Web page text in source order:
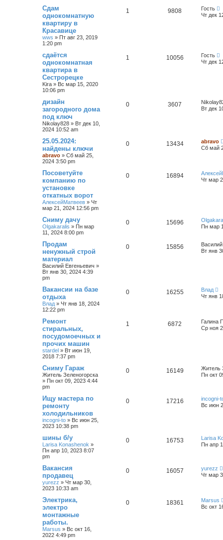
Сдам
однокомнатную
квартиру в
Красавице
wws » Пт авг 23, 2019
1:20 pm
1 9808
Гость
Чт дек
сдаётся
однокомнатная
квартира в
Сестрорецке
Kira » Вс мар 15, 2020
10:06 pm
1 10056
Гость
Чт дек
дизайн
загородного дома
под ключ
Nikolay828 » Вт дек 10,
2024 10:52 am
0 3607
Вт дек
25.05.2024:
найдены ключи
abravo » Сб май 25,
2024 3:50 pm
0 13434
abravo
Сб май
Посоветуйте
компанию по
установке
откатных ворот
АлексейМатвеев » Чт
мар 21, 2024 12:56 pm
0 16894
Чт мар
Сниму дачу
Olgakaralis » Пн мар
11, 2024 8:00 pm
0 15696
Пн мар
Продам
ненужный строй
материал
Василий Евгеньевич »
Вт янв 30, 2024 4:39
pm
0 15856
Вт янв
Вакансии на базе
отдыха
Влад » Чт янв 18, 2024
12:22 pm
0 16255
Влад
Чт янв
Ремонт
стиральных,
посудомоечных и
прочих машин
stardel » Вт июн 19,
2018 7:37 pm
1 6872
Галина
Ср ноя
Сниму Гараж
Житель Зеленогорска
» Пн окт 09, 2023 4:44
pm
0 16149
Житель
Пн окт
Ищу мастера по
ремонту
холодильников
incogni-to » Вс июн 25,
2023 10:38 pm
0 17216
incogni-
Вс июн
шины б/у
Larisa Konashenok »
Пн апр 10, 2023 8:07
pm
0 16753
Larisa
Пн апр
Вакансия
продавец
yurezz » Чт мар 30,
2023 10:33 am
0 16057
yurezz
Чт мар
Электрика,
электро
монтажные
работы.
Marsus » Вс окт 16,
2022 4:49 pm
0 18361
Marsus
Вс окт